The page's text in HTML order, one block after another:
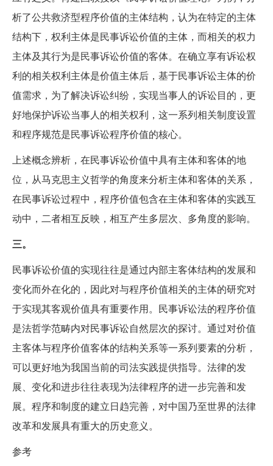
析了公共救济型程序价值的主体结构，认为在特定的主体
结构下，权利主体是民事诉讼价值的主体，而相关的权力
主体及其行为是民事诉讼价值的客体。在确立享有诉讼权
利的相关权利主体是价值主体后，基于民事诉讼主体的价
值需求，为了解决诉讼纠纷，实现当事人的诉讼目的，更
好地保护诉讼当事人的相关权利，这一系列相关制度设置
和程序规范是民事诉讼程序价值的核心。
上述概念辨析，在民事诉讼价值中具有主体和客体的地
位，从马克思主义哲学的角度来分析主体和客体的关系，
在民事诉讼过程中，程序价值包含在主体和客体的实践互
动中，二者相互反映，相互产生多层次、多角度的影响。
三。
民事诉讼价值的实现往往是通过内部主客体结构的发展和
变化而外在化的，因此对与程序价值相关的主体的研究对
于实现其客观价值具有重要作用。民事诉讼法的程序价值
是法哲学范畴内对民事诉讼自然层次的探讨。通过对价值
主客体与程序价值客体的结构关系等一系列要素的分析，
可以更好地为我国当前的司法实践提供指导。法律的发
展、变化和进步往往表现为法律程序的进一步完善和发
展。程序和制度的建立日趋完善，对中国乃至世界的法律
改革和发展具有重大的历史意义。
参考